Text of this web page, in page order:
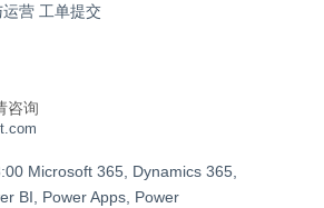
营 工单提交
咨询
Microsoft 365, Dynamics 365,
BI, Power Apps, Power